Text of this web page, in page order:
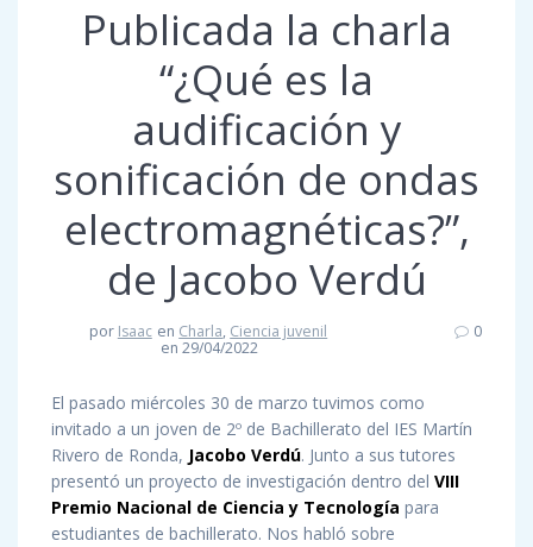
Publicada la charla
“¿Qué es la
audificación y
sonificación de ondas
electromagnéticas?”,
de Jacobo Verdú
por Isaac en Charla, Ciencia juvenil
en 29/04/2022
0
El pasado miércoles 30 de marzo tuvimos como
invitado a un joven de 2º de Bachillerato del IES Martín
Rivero de Ronda, Jacobo Verdú. Junto a sus tutores
presentó un proyecto de investigación dentro del VIII
Premio Nacional de Ciencia y Tecnología para
estudiantes de bachillerato. Nos habló sobre